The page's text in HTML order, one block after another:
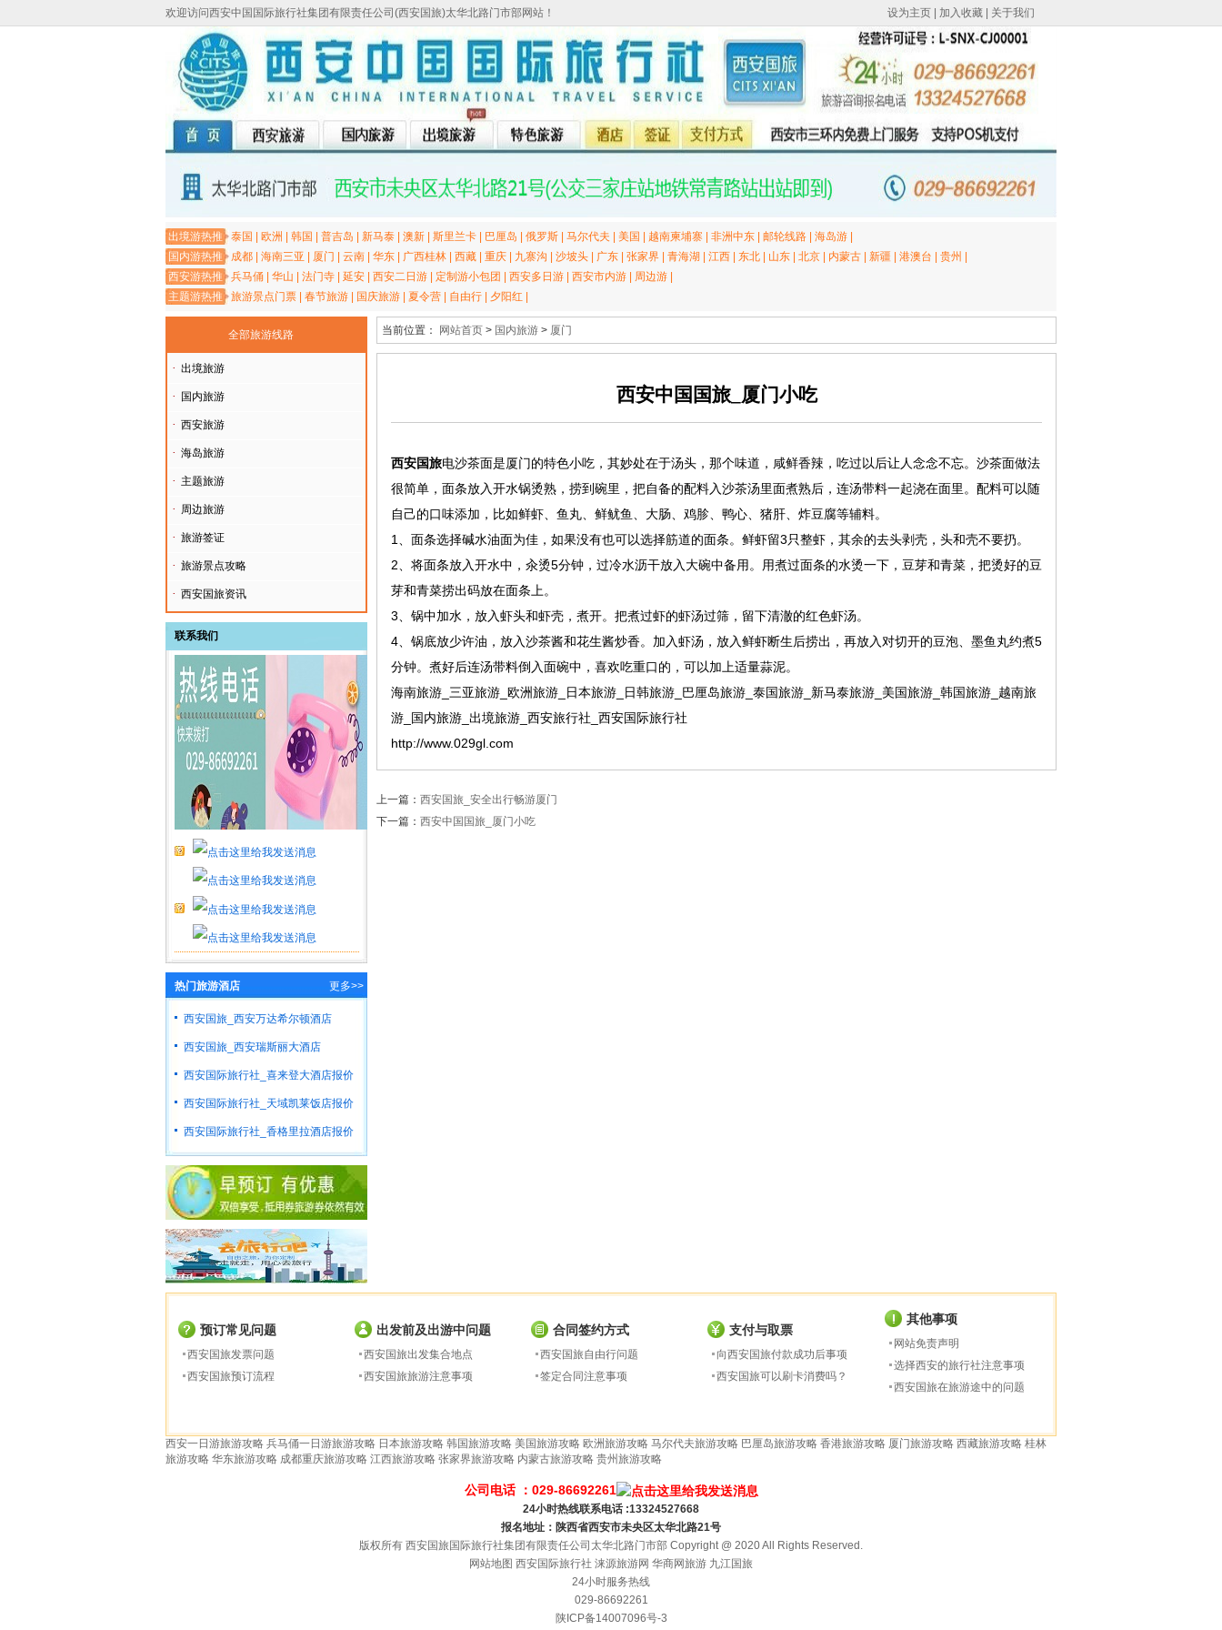
欢迎访问西安中国国际旅行社集团有限责任公司(西安国旅)太华北路门市部网站！ 设为主页 加入收藏 关于我们
出境游热推泰国 欧洲 韩国 普吉岛 新马泰 澳新 斯里兰卡 巴厘岛 俄罗斯 马尔代夫 美国 越南柬埔寨 非洲中东 邮轮线路 海岛游
国内游热推 成都 海南三亚 厦门 云南 华东 广西桂林 西藏 重庆 九寨沟 沙坡头 广东 张家界 青海湖 江西 东北 山东 北京 内蒙古 新疆 港澳台 贵州
西安游热推兵马俑 华山 法门寺 延安 西安二日游 定制游小包团 西安多日游 西安市内游 周边游
主题游热推旅游景点门票 春节旅游 国庆旅游 夏令营 自由行 夕阳红
全部旅游线路
· 出境旅游
· 国内旅游
· 西安旅游
· 海岛旅游
· 主题旅游
· 周边旅游
· 旅游签证
· 旅游景点攻略
· 西安国旅资讯
联系我们
热门旅游酒店 更多>>
西安国旅_西安万达希尔顿酒店
西安国旅_西安瑞斯丽大酒店
西安国际旅行社_喜来登大酒店报价
西安国际旅行社_天域凯莱饭店报价
西安国际旅行社_香格里拉酒店报价
当前位置： 网站首页 > 国内旅游 > 厦门
西安中国国旅_厦门小吃
西安国旅电沙茶面是厦门的特色小吃，其妙处在于汤头，那个味道，咸鲜香辣，吃过以后让人念念不忘。沙茶面做法
很简单，面条放入开水锅烫熟，捞到碗里，把自备的配料入沙茶汤里面煮熟后，连汤带料一起浇在面里。配料可以随
自己的口味添加，比如鲜虾、鱼丸、鲜鱿鱼、大肠、鸡胗、鸭心、猪肝、炸豆腐等辅料。
1、面条选择碱水油面为佳，如果没有也可以选择筋道的面条。鲜虾留3只整虾，其余的去头剥壳，头和壳不要扔。
2、将面条放入开水中，汆烫5分钟，过冷水沥干放入大碗中备用。用煮过面条的水烫一下，豆芽和青菜，把烫好的豆
芽和青菜捞出码放在面条上。
3、锅中加水，放入虾头和虾壳，煮开。把煮过虾的虾汤过筛，留下清澈的红色虾汤。
4、锅底放少许油，放入沙茶酱和花生酱炒香。加入虾汤，放入鲜虾断生后捞出，再放入对切开的豆泡、墨鱼丸约煮5
分钟。煮好后连汤带料倒入面碗中，喜欢吃重口的，可以加上适量蒜泥。
海南旅游 三亚旅游 欧洲旅游 日本旅游 日韩旅游 巴厘岛旅游 泰国旅游 新马泰旅游 美国旅游 韩国旅游 越南旅
游 国内旅游 出境旅游 西安旅行社 西安国际旅行社
http://www.029gl.com
上一篇： 西安国旅_安全出行畅游厦门
下一篇： 西安中国国旅_厦门小吃
预订常见问题
西安国旅发票问题
西安国旅预订流程
出发前及出游中问题
西安国旅出发集合地点
西安国旅旅游注意事项
合同签约方式
西安国旅自由行问题
签定合同注意事项
支付与取票
向西安国旅付款成功后事项
西安国旅可以刷卡消费吗？
其他事项
网站免责声明
选择西安的旅行社注意事项
西安国旅在旅游途中的问题
西安一日游旅游攻略 兵马俑一日游旅游攻略 日本旅游攻略 韩国旅游攻略 美国旅游攻略 欧洲旅游攻略 马尔代夫旅游攻略 巴厘岛旅游攻略 香港旅游攻略 厦门旅游攻略 西藏旅游攻略 桂林
旅游攻略 华东旅游攻略 成都重庆旅游攻略 江西旅游攻略 张家界旅游攻略 内蒙古旅游攻略 贵州旅游攻略
公司电话 ：029-86692261
24小时热线联系电话 :13324527668
报名地址：陕西省西安市未央区太华北路21号
版权所有 西安国旅国际旅行社集团有限责任公司太华北路门市部 Copyright @ 2020 All Rights Reserved.
网站地图 西安国际旅行社 涞源旅游网 华商网旅游 九江国旅
24小时服务热线
029-86692261
陕ICP备14007096号-3